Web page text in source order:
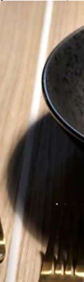
посуды,
разделителей
с шириной
ящиков,
изделие может
ширине.
ящика и
Valchromat